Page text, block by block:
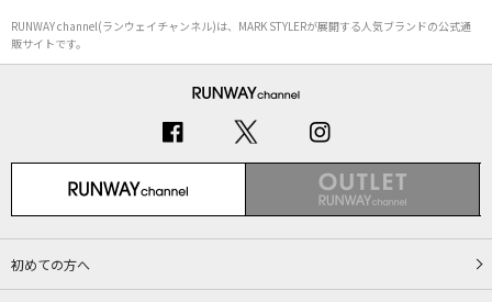
RUNWAY channel(ランウェイチャンネル)は、MARK STYLERが展開する人気ブランドの公式通
販サイトです。
初めての方へ